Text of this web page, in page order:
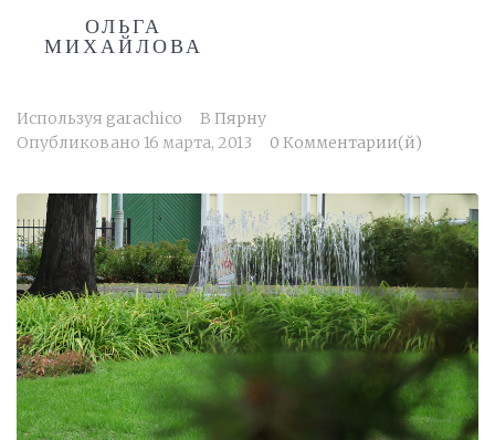
ОЛЬГА
МИХАЙЛОВА
Используя garachico В Пярну
Опубликовано 16 марта, 2013 0 Комментарии(й)